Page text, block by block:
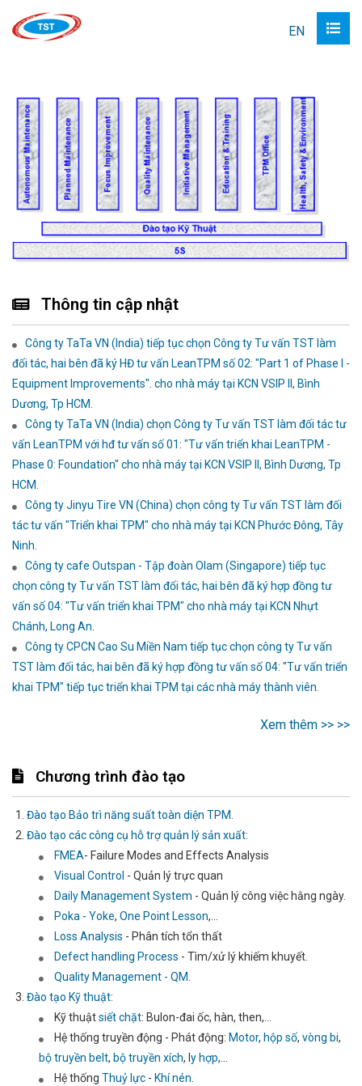
EN
Thông tin cập nhật
Công ty TaTa VN (India) tiếp tục chọn Công ty Tư vấn TST làm
đối tác, hai bên đã ký HĐ tư vấn LeanTPM số 02: "Part 1 of Phase I -
Equipment Improvements". cho nhà máy tại KCN VSIP II, Bình
Dương, Tp HCM.
Công ty TaTa VN (India) chọn Công ty Tư vấn TST làm đối tác tư
vấn LeanTPM với hđ tư vấn số 01: "Tư vấn triển khai LeanTPM -
Phase 0: Foundation" cho nhà máy tại KCN VSIP II, Bình Dương, Tp
HCM.
Công ty Jinyu Tire VN (China) chọn công ty Tư vấn TST làm đối
tác tư vấn "Triển khai TPM" cho nhà máy tại KCN Phước Đông, Tây
Ninh.
Công ty cafe Outspan - Tập đoàn Olam (Singapore) tiếp tục
chọn công ty Tư vấn TST làm đối tác, hai bên đã ký hợp đồng tư
vấn số 04: "Tư vấn triển khai TPM" cho nhà máy tại KCN Nhựt
Chánh, Long An.
Công ty CPCN Cao Su Miền Nam tiếp tục chọn công ty Tư vấn
TST làm đối tác, hai bên đã ký hợp đồng tư vấn số 04: "Tư vấn triển
khai TPM" tiếp tục triển khai TPM tại các nhà máy thành viên.
Xem thêm >> >>
Chương trình đào tạo
Đào tạo Bảo trì năng suất toàn diện TPM
Đào tạo các công cụ hỗ trợ quản lý sản xuất:
FMEA- Failure Modes and Effects Analysis
Visual Control - Quản lý trực quan
Daily Management System - Quản lý công việc hằng ngày.
Poka - Yoke, One Point Lesson,...
Loss Analysis - Phân tích tổn thất
Defect handling Process - Tìm/xử lý khiếm khuyết.
Quality Management - QM
Đào tạo Kỹ thuật:
Kỹ thuậtsiết chặt: Bulon-đai ốc, hàn, then,...
Hệ thống truyền động - Phát động: Motor, hộp số, vòng bi,
bộ truyền belt, bộ truyền xích, l y hợp,...
Hệ thống Thuỷ lực - Khí nén